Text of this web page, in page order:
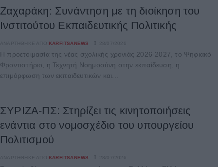
Ζαχαράκη: Συνάντηση με τη διοίκηση του
Ινστιτούτου Εκπαιδευτικής Πολιτικής
KARFITSANEWS
Η προετοιμασία της νέας σχολικής χρονιάς 2026-2027, το Ψηφιακό
Φροντιστήριο, η Τεχνητή Νοημοσύνη στην εκπαίδευση, η
επιμόρφωση των εκπαιδευτικών και...
ΣΥΡΙΖΑ-ΠΣ: Στηρίζει τις κινητοποιήσεις
ενάντια στο νομοσχέδιο του υπουργείου
Πολιτισμού
ΑΝΑΡΤΉΘΗΚΕ ΑΠΌ KARFITSANEWS